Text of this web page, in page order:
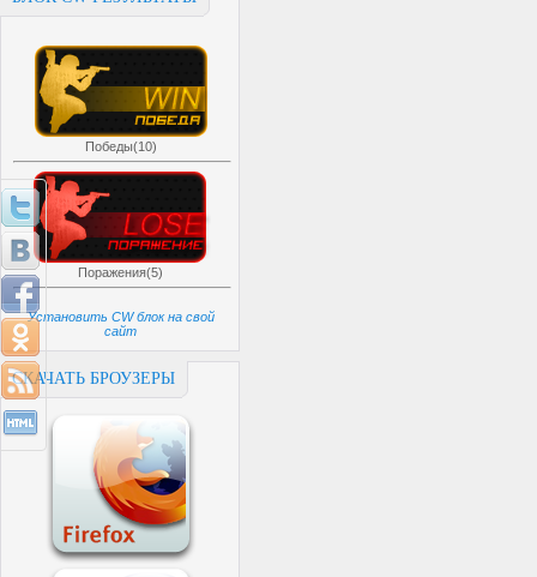
Победы(10)
Поражения(5)
Установить CW блок на свой
сайт
СКАЧАТЬ БРОУЗЕРЫ